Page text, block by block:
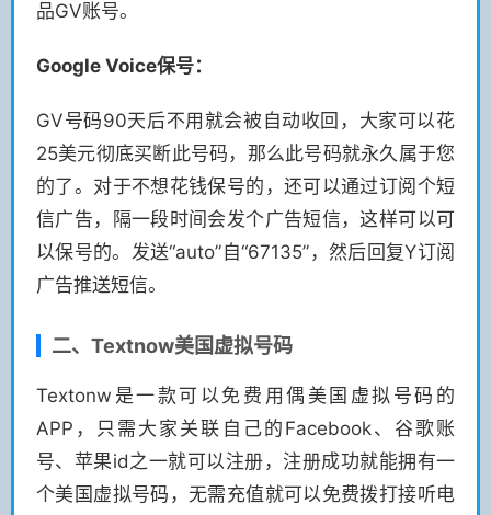
品GV账号。
Google Voice保号：
GV号码90天后不用就会被自动收回，大家可以花
25美元彻底买断此号码，那么此号码就永久属于您
的了。对于不想花钱保号的，还可以通过订阅个短
信广告，隔一段时间会发个广告短信，这样可以可
以保号的。发送“auto”自“67135”，然后回复Y订阅
广告推送短信。
二、Textnow美国虚拟号码
Textonw是一款可以免费用偶美国虚拟号码的
APP，只需大家关联自己的Facebook、谷歌账
号、苹果id之一就可以注册，注册成功就能拥有一
个美国虚拟号码，无需充值就可以免费拨打接听电